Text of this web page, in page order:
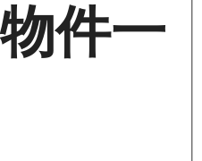
件一